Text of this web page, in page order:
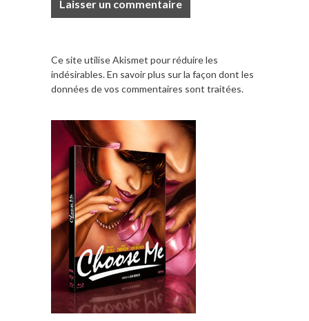
Ce site utilise Akismet pour réduire les
indésirables.En savoir plus sur la façon dont les
données de vos commentaires sont traitées.